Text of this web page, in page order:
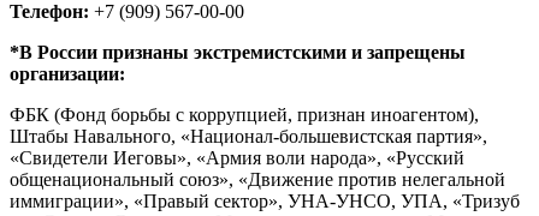
Телефон: +7 (909) 567-00-00
*В России признаны экстремистскими и запрещены
организации:
ФБК (Фонд борьбы с коррупцией, признан иноагентом),
Штабы Навального, «Национал-большевистская партия»,
«Свидетели Иеговы», «Армия воли народа», «Русский
общенациональный союз», «Движение против нелегальной
иммиграции», «Правый сектор», УНА-УНСО, УПА, «Тризуб